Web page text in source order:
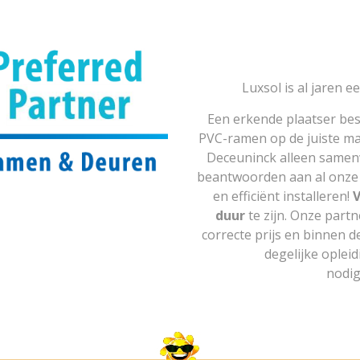
Luxsol is al jaren
Een erkende plaatser
PVC-ramen op de juiste
Deceuninck alleen
beantwoorden aan al
en efficiënt installeren!
duurte zijn. Onze
correcte prijs en binnen
degelijke